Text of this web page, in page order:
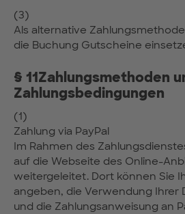
(3)
Als alternative
die Buchung Gutscheine
§ 11Zahlungsmethoden
Zahlungsbedingungen
(1)
Zahlung via PayPal
Im Rahmen des
auf die Webseite des Online-
weitergeleitet. Dort können Sie
angeben, die Verwendung Ihrer
und die Zahlungsanweisung an